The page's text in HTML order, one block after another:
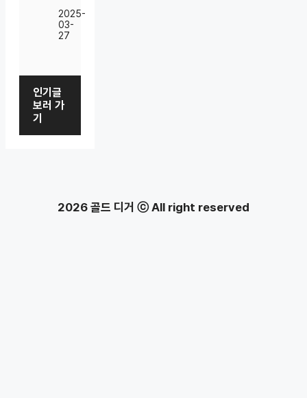
2025-
03-
27
인기글
보러 가
기
2026 골드 디거 ⓒ All right reserved